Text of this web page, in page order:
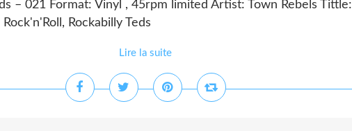
– 021 Format: Vinyl , 45rpm limited Artist: Town Rebels Tittle:
Rockabilly Teds
Lire la suite